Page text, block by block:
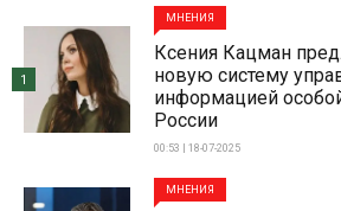
МНЕНИЯ
Ксения Кацман
новую систему
информацией
России
00:53 | 18-07-2025
1
МНЕНИЯ